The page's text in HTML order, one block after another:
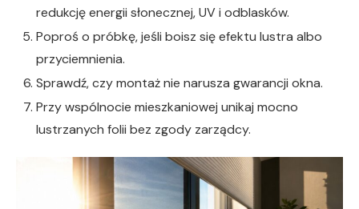
redukcję energii słonecznej, UV i odblasków.
Poproś o próbkę, jeśli boisz się efektu lustra albo
przyciemnienia.
Sprawdź, czy montaż nie narusza gwarancji okna.
Przy wspólnocie mieszkaniowej unikaj mocno
lustrzanych folii bez zgody zarządcy.